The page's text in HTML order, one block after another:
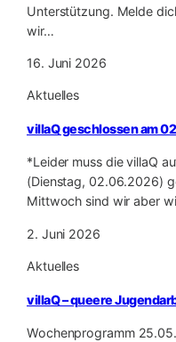
Unterstützung. Melde
wir…
16. Juni 2026
Aktuelles
villaQ geschlossen am
*Leider muss die villaQ
(Dienstag, 02.06.2026)
Mittwoch sind wir aber
2. Juni 2026
Aktuelles
villaQ – queere
Wochenprogramm